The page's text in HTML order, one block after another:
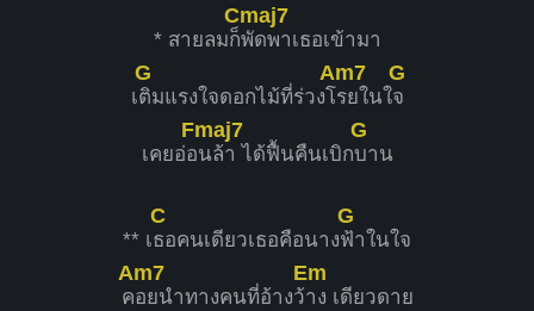
* สายลมก็
Cmaj7
พัดพาเธอเข้ามา
เ
G
ติมแรงใจดอกไม้ที่ร่วงโ
Am7
รยในใ
G
จ
เคยอ่อ
Fmaj7
นล้า ได้ฟื้นคืนเบิก
G
บาน
** เ
C
ธอคนเดียวเธอคือนาง
G
ฟ้าในใจ
ค
Am7
อยนำทางคนที่อ้างว้
Em
าง เดียวดาย